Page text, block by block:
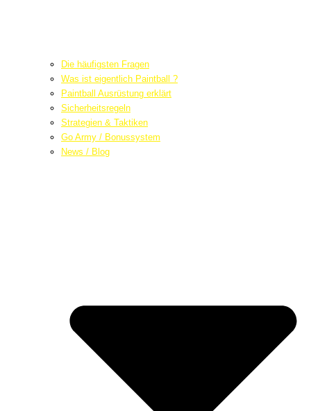
Die häufigsten Fragen
Was ist eigentlich Paintball ?
Paintball Ausrüstung erklärt
Sicherheitsregeln
Strategien & Taktiken
Go Army / Bonussystem
News / Blog